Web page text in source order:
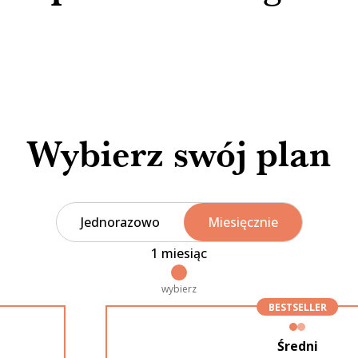
Wybierz swój plan
Jednorazowo
Miesięcznie
1 miesiąc
wybierz
BESTSELLER
Średni